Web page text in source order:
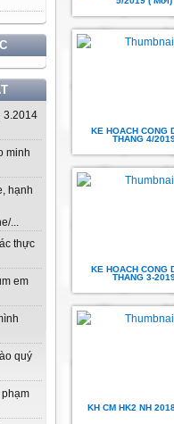
3.2014
minh
hạnh
...
thực
em
quý
KE HOACH CONG
THANG 4/
KE HOACH CONG
THANG 3-
KH CM HK2 NH